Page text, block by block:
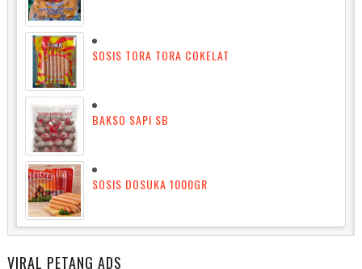
SOSIS TORA TORA COKELAT
BAKSO SAPI SB
SOSIS DOSUKA 1000GR
VIRAL PETANG ADS